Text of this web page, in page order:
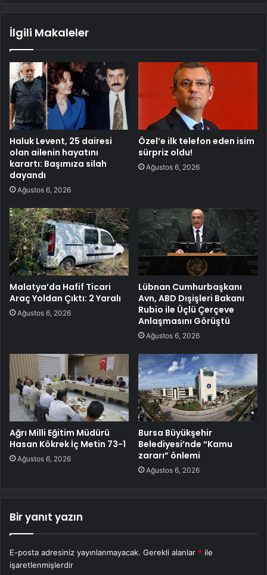
İlgili Makaleler
Haluk Levent, 25 dairesi
olan ailenin hayatını
karartı: Başımıza silah
dayandı
Ağustos 6, 2026
Özel’e ilk telefon eden isim
sürpriz oldu!
Ağustos 6, 2026
Malatya’da Hafif Ticari
Araç Yoldan Çıktı: 2 Yaralı
Ağustos 6, 2026
Lübnan Cumhurbaşkanı
Avn, ABD Dışişleri Bakanı
Rubio ile Üçlü Çerçeve
Anlaşmasını Görüştü
Ağustos 6, 2026
Ağrı Milli Eğitim Müdürü
Hasan Kökrek İç Metin 73-1
Ağustos 6, 2026
Bursa Büyükşehir
Belediyesi’nde “Kamu
zararı” önlemi
Ağustos 6, 2026
Bir yanıt yazın
E-posta adresiniz yayınlanmayacak. Gerekli alanlar * ile
işaretlenmişlerdir